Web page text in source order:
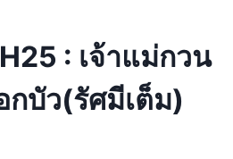
: เจ้าแม่กวน
บัว(รัศมีเต็ม)